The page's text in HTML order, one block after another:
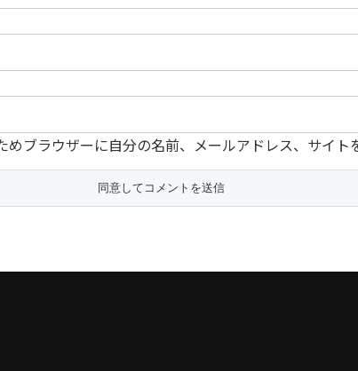
ブラウザーに自分の名前、メールアドレス、サイト